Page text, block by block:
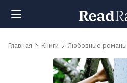
Поиск
Главная Книги Любовные романы